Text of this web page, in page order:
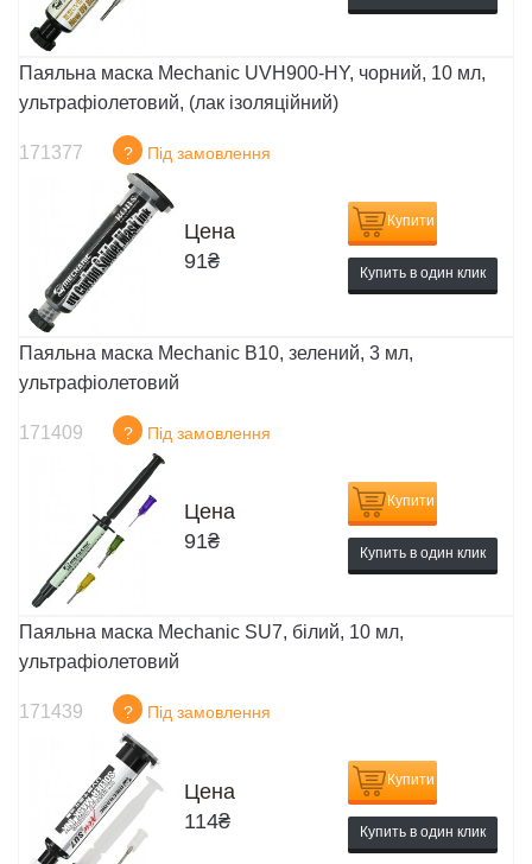
Паяльна маска Mechanic UVH900-HY, чорний, 10 мл,
ультрафіолетовий, (лак ізоляційний)
171377 ? Під замовлення
Цена
91₴
Купити
Купить в один клик
Паяльна маска Mechanic B10, зелений, 3 мл,
ультрафіолетовий
171409 ? Під замовлення
Цена
91₴
Купити
Купить в один клик
Паяльна маска Mechanic SU7, білий, 10 мл,
ультрафіолетовий
171439 ? Під замовлення
Цена
114₴
Купити
Купить в один клик